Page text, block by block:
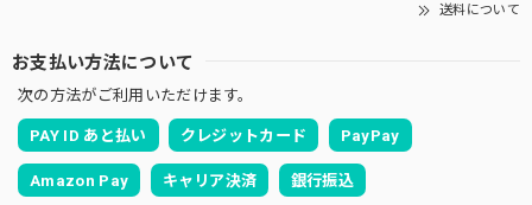
送料について
お支払い方法について
次の方法がご利用いただけます。
PAY ID あと払い クレジットカード PayPay
Amazon Pay キャリア決済 銀行振込